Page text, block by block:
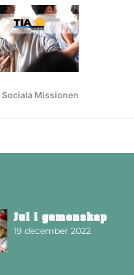
Jul i gemenskap
19 december 2022